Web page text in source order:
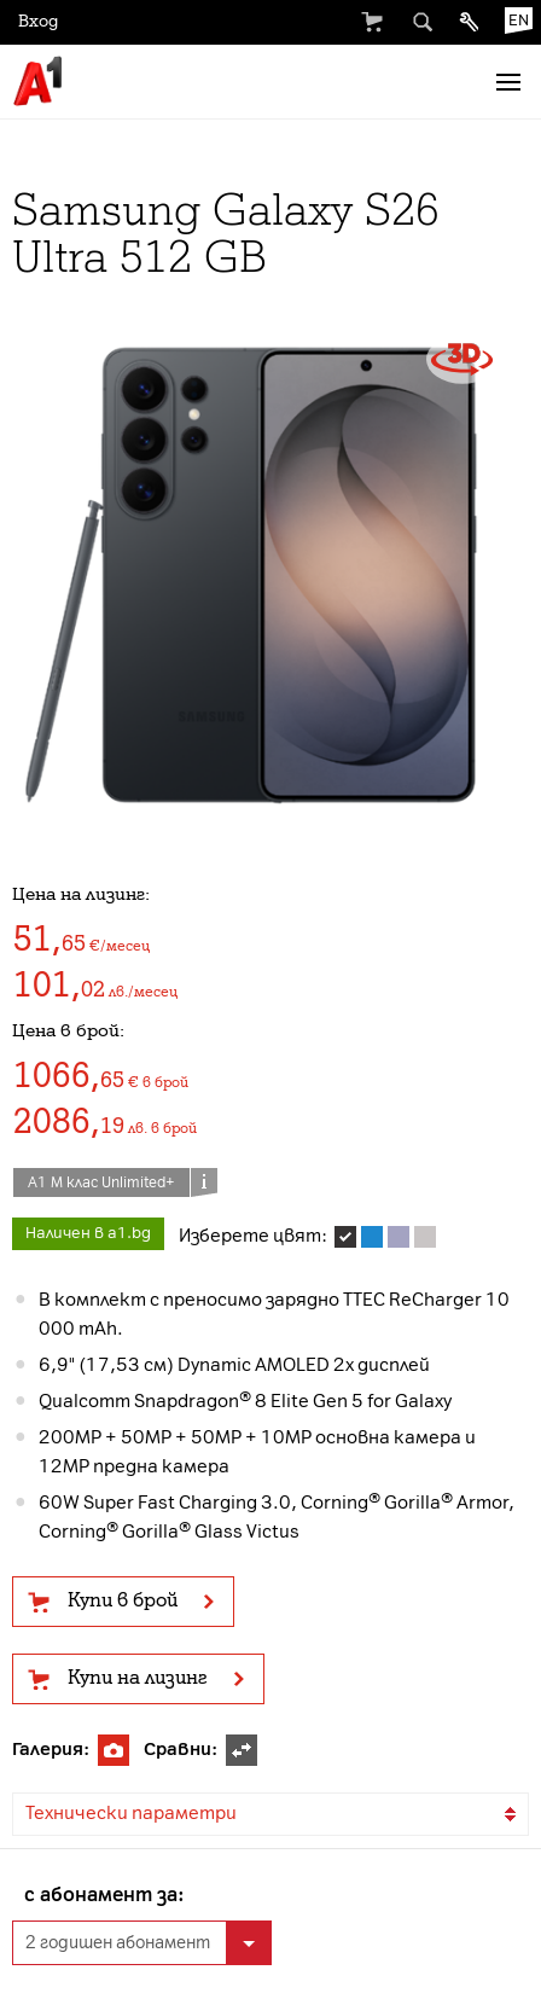
EN
Вход
Samsung Galaxy S26
Ultra 512 GB
Цена на лизинг:
51,65 €/месец
101,02 лв./месец
Цена в брой:
1066,65 € в брой
2086,19 лв. в брой
А1 М клас Unlimited+
Наличен в a1.bg Изберете цвят:
В комплект с преносимо зарядно TTEC ReCharger 10
000 mAh.
6,9" (17,53 см) Dynamic AMOLED 2x дисплей
Qualcomm Snapdragon® 8 Elite Gen 5 for Galaxy
200MP + 50MP + 50MP + 10MP основна камера и
12MP предна камера
60W Super Fast Charging 3.0, Corning® Gorilla® Armor,
Corning® Gorilla® Glass Victus
Купи в брой
Купи на лизинг
Галерия: Сравни:
Технически параметри
с абонамент за: